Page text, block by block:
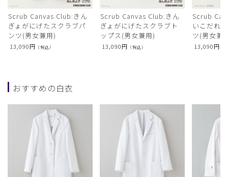
Scrub Canvas Club:きん
ぎょがにげたスクラブパ
ンツ(男女兼用)
13,090円 （税込）
Scrub Canvas Club:きん
ぎょがにげたスクラブト
ップス(男女兼用)
13,090円 （税込）
Scrub
いこだれ
ツ(男女兼
13,090円
おすすめの白衣